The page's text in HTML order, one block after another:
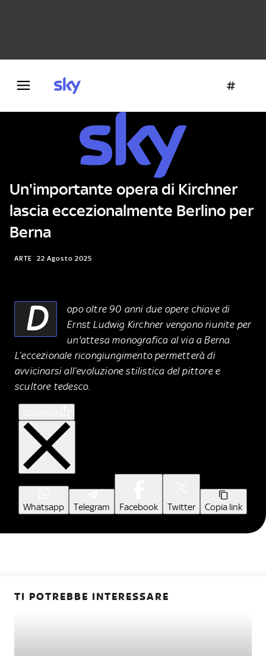
Un'importante opera di Kirchner
lascia eccezionalmente Berlino per
Berna
ARTE 22 Agosto 2025
D
opo oltre 90 anni due opere chiave di
Ernst Ludwig Kirchner vengono riunite per
un'attesa monografica al via a Berna.
L’eccezionale ricongiungimento permetterà di
avvicinarsi all’evoluzione stilistica del pittore e
scultore tedesco.
Whatsapp Telegram Facebook Twitter Copia link
TI POTREBBE INTERESSARE